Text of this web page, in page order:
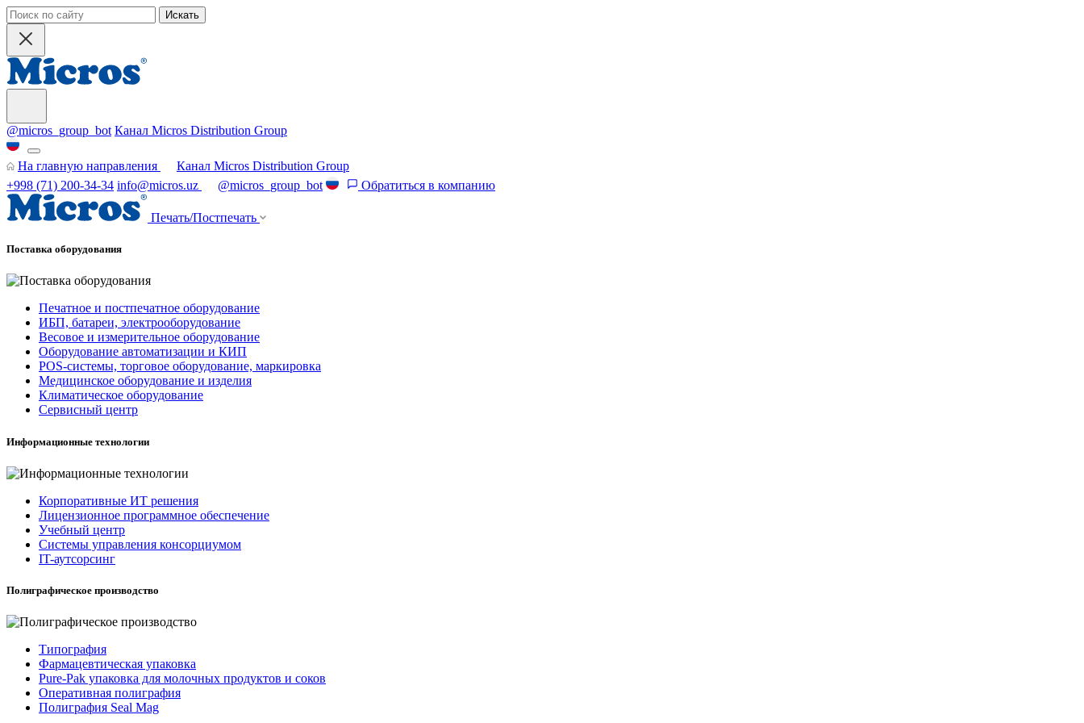
Искать
@micros_group_bot Канал Micros Distribution Group
На главную направления
Канал Micros Distribution Group
+998 (71) 200-34-34 info@micros.uz @micros_group_bot Обратиться в компанию
Печать/Постпечать
Поставка оборудования
Печатное и постпечатное оборудование
ИБП, батареи, электрооборудование
Весовое и измерительное оборудование
Оборудование автоматизации и КИП
POS-системы, торговое оборудование, маркировка
Медицинское оборудование и изделия
Климатическое оборудование
Сервисный центр
Информационные технологии
Корпоративные ИТ решения
Лицензионное программное обеспечение
Учебный центр
Системы управления консорциумом
IT-аутсорсинг
Полиграфическое производство
Типография
Фармацевтическая упаковка
Pure-Pak упаковка для молочных продуктов и соков
Оперативная полиграфия
Полиграфия Seal Mag